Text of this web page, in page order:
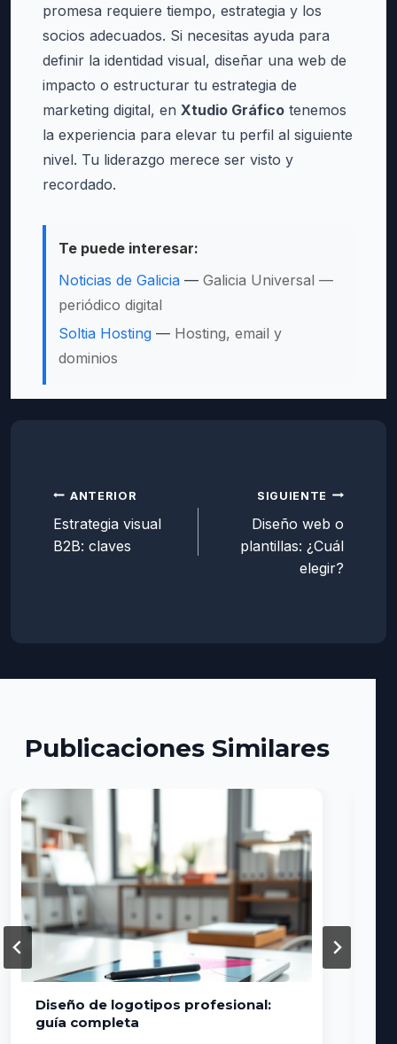
promesa requiere tiempo, estrategia y los
socios adecuados. Si necesitas ayuda para
definir la identidad visual, diseñar una web de
impacto o estructurar tu estrategia de
marketing digital, en Xtudio Gráfico tenemos
la experiencia para elevar tu perfil al siguiente
nivel. Tu liderazgo merece ser visto y
recordado.
Te puede interesar:
Noticias de Galicia — Galicia Universal —
periódico digital
Soltia Hosting — Hosting, email y
dominios
de
entradas
ANTERIOR
Estrategia visual
B2B: claves
SIGUIENTE
Diseño web o
plantillas: ¿Cuál
elegir?
Publicaciones Similares
Diseño de logotipos profesional:
guía completa